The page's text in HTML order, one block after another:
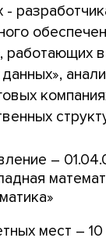
-
работающих
–
мест – 10